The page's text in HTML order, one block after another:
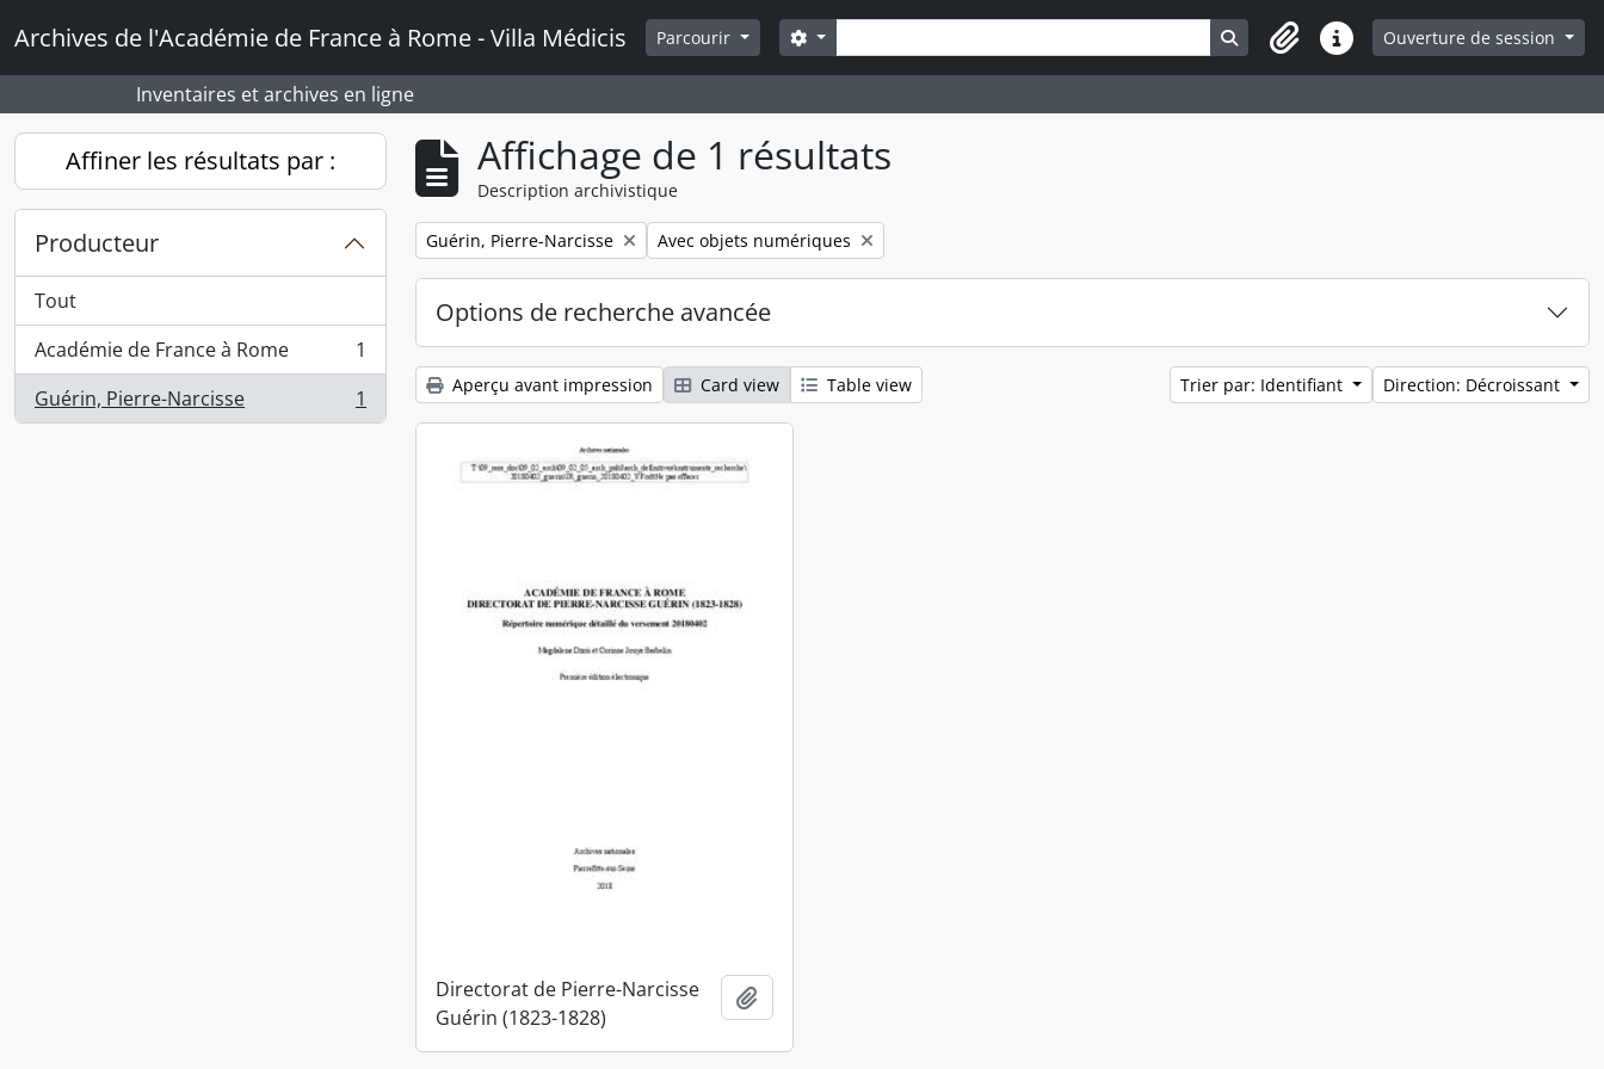
Archives de l'Académie de France à Rome - Villa Médicis Parcourir Rechercher
Search options Search in browse page
Liens rapidesOuverture de session
Inventaires et archives en ligne
Affiner les résultats par :
Producteur
Tout
Académie de France à Rome
, 1 résultats
1
Guérin, Pierre-Narcisse
, 1 résultats 1
Affichage de 1 résultats
Description archivistique
Remove filter:
Guérin, Pierre-Narcisse Remove filter:
Avec objets numériques
Options de recherche avancée
Aperçu avant impression Card view Table view Trier par: Identifiant Direction: Décroissant
Directorat de Pierre-Narcisse
Guérin (1823-1828)